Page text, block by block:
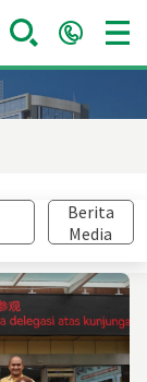
Berita
Media